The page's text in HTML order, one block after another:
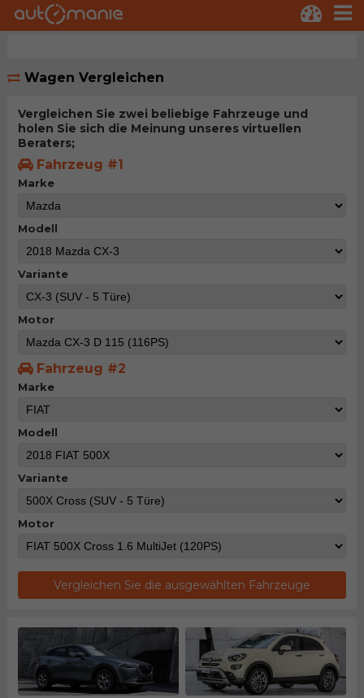
Wagen Vergleichen
Vergleichen Sie zwei beliebige Fahrzeuge und
holen Sie sich die Meinung unseres virtuellen
Beraters;
Fahrzeug #1
Marke
Modell
Variante
Motor
Fahrzeug #2
Marke
Modell
Variante
Motor
Vergleichen Sie die ausgewählten Fahrzeuge